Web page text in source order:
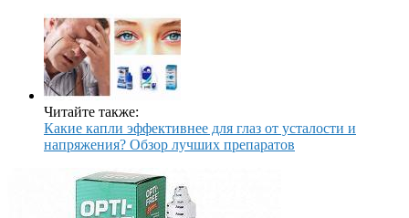
Читайте также:
Какие капли эффективнее для глаз от усталости и
напряжения? Обзор лучших препаратов